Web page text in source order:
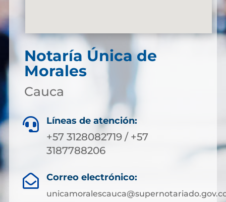
Notaría Única de
Morales
Cauca
 Líneas de atención:
+57 3128082719 / +57
3187788206
 Correo electrónico: